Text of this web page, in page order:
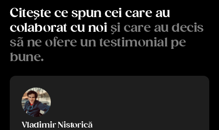
Citeşte ce spun cei care au
colaborat cu noi şi care au decis
sã ne ofere un testimonial pe
bune.
Vladimir Nistorică